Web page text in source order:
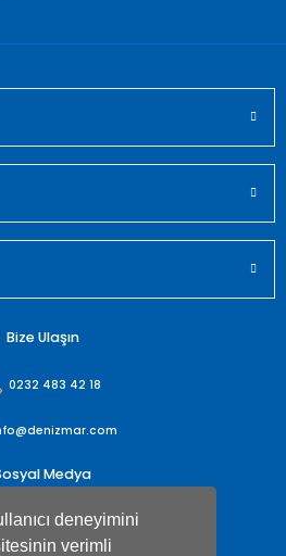
deneyimini
verimli
Bize Ulaşın
0232 483 42 18
Medya